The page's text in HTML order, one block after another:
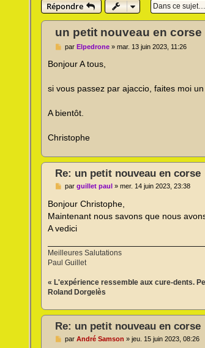
Répondre
un petit nouveau en corse
M
s
s
g
e
n
u
parElpedrone »mar. 13 juin 2023, 11:26
Bonjour A tous,
si vous passez par ajaccio, faites moi
A bientôt.
Christophe
Re: un petit nouveau en corse
M
s
s
a
e
o
n
parguillet paul »mer. 14 juin 2023, 23:38
Bonjour Christophe,
Maintenant nous savons que nous
A vedici
Meilleures Salutations
Paul Guillet
« L'expérience ressemble aux cure-dents.
Roland Dorgelès
Re: un petit nouveau en corse
M
parAndré Samson »jeu. 15 juin 2023, 08:26